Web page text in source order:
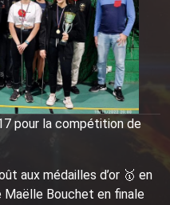
pour la compétition de
aux médailles d’or 🥇 en
Maëlle Bouchet en finale